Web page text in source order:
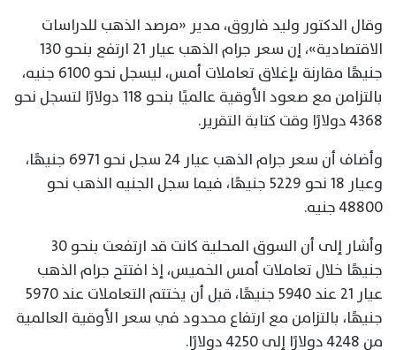
وقال الدكتور وليد فاروق، مدير «مرصد الذهب للدراسات
الاقتصادية»، إن سعر جرام الذهب عيار 21 ارتفع بنحو 130
جنيهًا مقارنة بإغلاق تعاملات أمس، ليسجل نحو 6100 جنيه،
بالتزامن مع صعود الأوقية عالميًا بنحو 118 دولارًا لتسجل نحو
4368 دولارًا وقت كتابة التقرير.
وأضاف أن سعر جرام الذهب عيار 24 سجل نحو 6971 جنيهًا،
وعيار 18 نحو 5229 جنيهًا، فيما سجل الجنيه الذهب نحو
48800 جنيه.
وأشار إلى أن السوق المحلية كانت قد ارتفعت بنحو 30
جنيهًا خلال تعاملات أمس الخميس، إذ افتتح جرام الذهب
عيار 21 عند 5940 جنيهًا، قبل أن يختتم التعاملات عند 5970
جنيهًا، بالتزامن مع ارتفاع محدود في سعر الأوقية العالمية
من 4248 دولارًا إلى 4250 دولارًا.